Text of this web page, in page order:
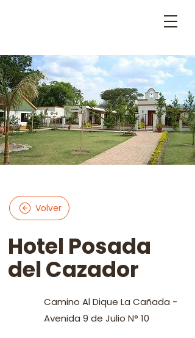
Volver
Hotel Posada
del Cazador
Camino Al Dique La Cañada -
Avenida 9 de Julio N° 10